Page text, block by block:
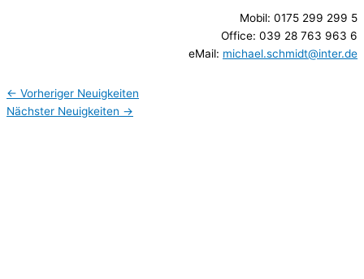
Mobil: 0175 299 299 5
Office: 039 28 763 963 6
eMail: michael.schmidt@inter.de
← Vorheriger Neuigkeiten
Nächster Neuigkeiten →